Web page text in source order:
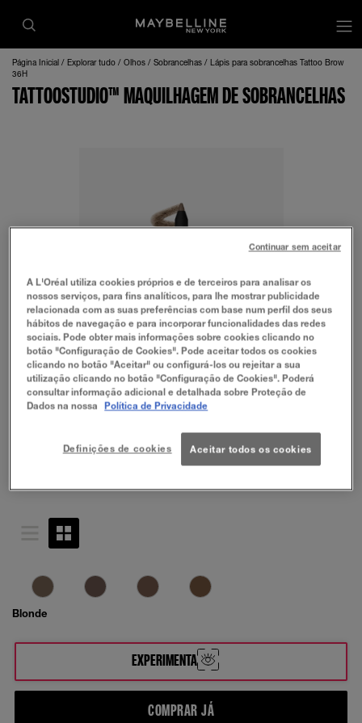
Página Inicial Explorar tudo Olhos Sobrancelhas
Lápis para sobrancelhas Tattoo Brow
36H
TATTOOSTUDIO™ MAQUILHAGEM DE SOBRANCELHAS
Blonde
EXPERIMENTA
COMPRAR JÁ
A L'Oréal utiliza cookies próprios e de terceiros para analisar os
nossos serviços, para fins analíticos, para lhe mostrar publicidade
relacionada com as suas preferências com base num perfil dos seus
hábitos de navegação e para incorporar funcionalidades das redes
sociais. Pode obter mais informações sobre cookies clicando no
botão "Configuração de Cookies". Pode aceitar todos os cookies
clicando no botão "Aceitar" ou configurá-los ou rejeitar a sua
utilização clicando no botão "Configuração de Cookies". Poderá
consultar informação adicional e detalhada sobre Proteção de
Dados na nossa
Política de Privacidade
Definições de cookies Aceitar todos os cookies
Continuar sem aceitar